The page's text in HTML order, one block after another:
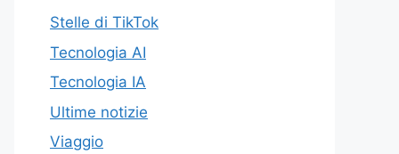
Stelle di TikTok
Tecnologia AI
Tecnologia IA
Ultime notizie
Viaggio